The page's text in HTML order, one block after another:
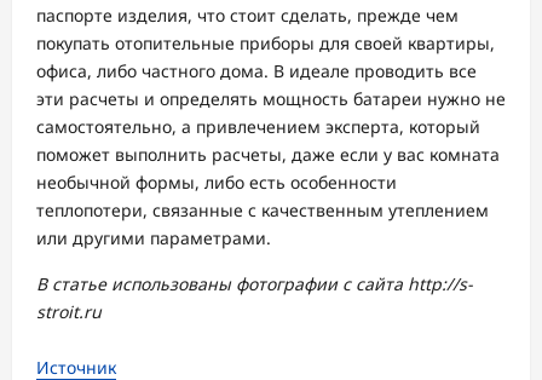
паспорте изделия, что стоит сделать, прежде чем
покупать отопительные приборы для своей квартиры,
офиса, либо частного дома. В идеале проводить все
эти расчеты и определять мощность батареи нужно не
самостоятельно, а привлечением эксперта, который
поможет выполнить расчеты, даже если у вас комната
необычной формы, либо есть особенности
теплопотери, связанные с качественным утеплением
или другими параметрами.
В статье использованы фотографии с сайта http://s-
stroit.ru
Источник